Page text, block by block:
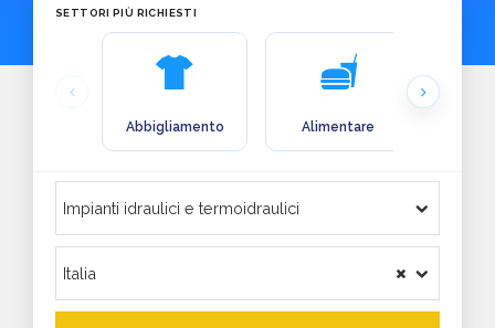
SETTORI PIÙ RICHIESTI
Abbigliamento Alimentare